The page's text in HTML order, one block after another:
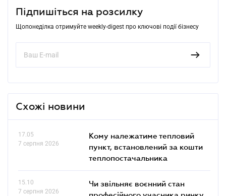
Підпишіться на розсилку
Щопонеділка отримуйте weekly-digest про ключові події бізнесу
Схожі новини
17.05
7 серпня 2026
Кому належатиме тепловий
пункт, встановлений за кошти
теплопостачальника
15.10
7 серпня 2026
Чи звільняє воєнний стан